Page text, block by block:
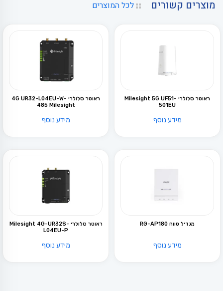
מוצרים קשורים לכל המוצרים
ראוטר סלולרי Milesight 5G UF51-
501EU
מידע נוסף
ראוטר סלולרי 4G UR32-L04EU-W-
485 Milesight
מידע נוסף
מגדיל טווח RG-AP180
מידע נוסף
ראוטר סלולרי Milesight 4G-UR32S-
L04EU-P
מידע נוסף